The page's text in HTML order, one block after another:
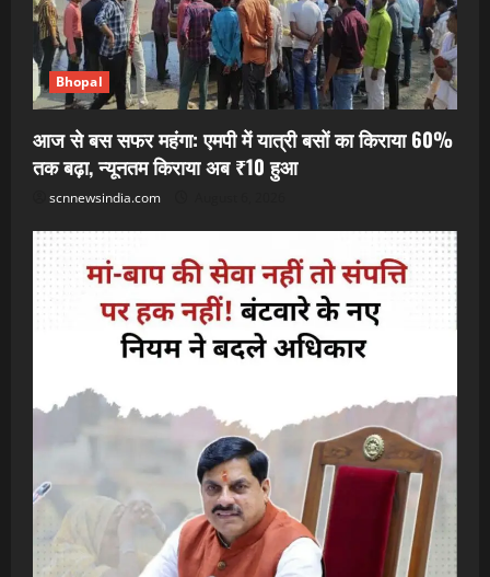
Bhopal
आज से बस सफर महंगा: एमपी में यात्री बसों का किराया 60%
तक बढ़ा, न्यूनतम किराया अब ₹10 हुआ
scnnewsindia.com